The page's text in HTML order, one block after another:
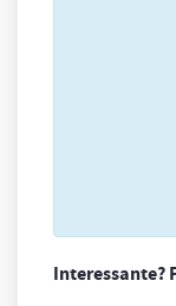
Interessante?